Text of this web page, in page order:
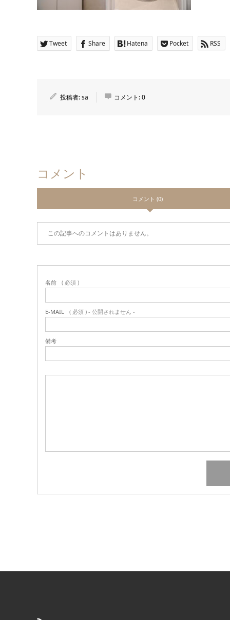
Tweet Share Hatena Pocket RSS
投稿者:sa コメント:0
コメント
コメント (0)
この記事へのコメントはありません。
名前 ( 必須 )
E-MAIL ( 必須 ) - 公開されません -
備考